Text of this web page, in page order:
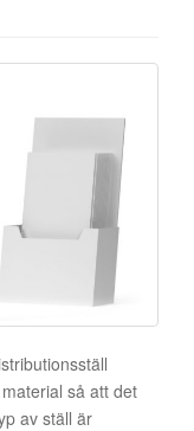
så att det
av ställ är